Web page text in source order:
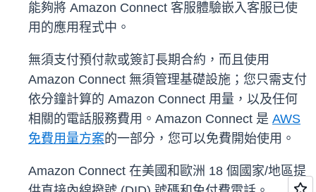
能夠將 Amazon Connect 客服體驗嵌入客服已使
用的應用程式中。
無須支付預付款或簽訂長期合約，而且使用
Amazon Connect 無須管理基礎設施；您只需支付
依分鐘計算的 Amazon Connect 用量，以及任何
相關的電話服務費用。Amazon Connect 是 AWS
免費用量方案的一部分，您可以免費開始使用。
Amazon Connect 在美國和歐洲 18 個國家/地區提